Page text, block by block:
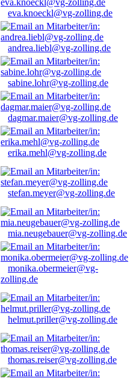
eva.knoeckl@vg-zolling.de
andrea.liebl@vg-zolling.de
sabine.lohr@vg-zolling.de
dagmar.maier@vg-zolling.de
erika.mehl@vg-zolling.de
stefan.meyer@vg-zolling.de
mia.neugebauer@vg-zolling.de
monika.obermeier@vg-
zolling.de
helmut.priller@vg-zolling.de
thomas.reiser@vg-zolling.de